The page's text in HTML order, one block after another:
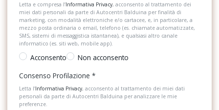
Letta e compresa l’Informativa Privacy, acconsento al trattamento dei
miei dati personali da parte di Autocentri Balduina per finalità di
marketing, con modalità elettroniche e/o cartacee, e, in particolare, a
mezzo posta ordinaria o email, telefono (es. chiamate automatizzate,
SMS, sistemi di messaggistica istantanea), e qualsiasi altro canale
informatico (es. siti web, mobile app).
Acconsento
Non acconsento
Consenso Profilazione *
Letta l’Informativa Privacy, acconsento al trattamento dei miei dati
personali da parte di Autocentri Balduina per analizzare le mie
preferenze.